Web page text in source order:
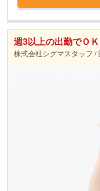
週3以上の出勤でＯ
株式会社シグマスタッフ /